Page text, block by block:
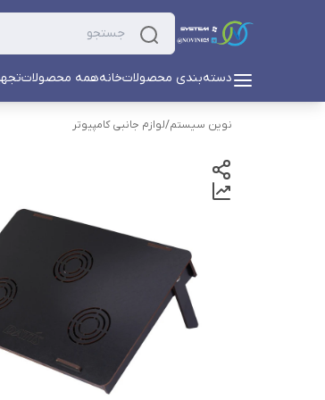
دسته‌بندی محصولاتخانههمه محصولات
نوین سیستم/لوازم جانبی کامپیوتر